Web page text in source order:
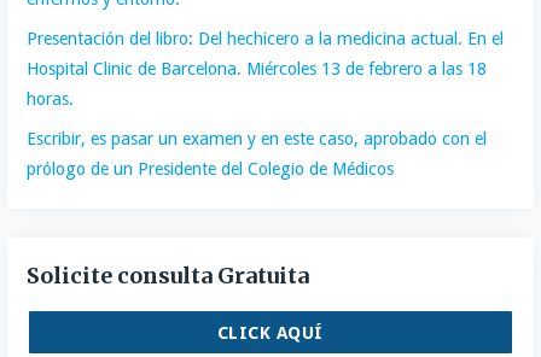
Presentación del libro: Del hechicero a la medicina actual. En el
Hospital Clinic de Barcelona. Miércoles 13 de febrero a las 18
horas.
Escribir, es pasar un examen y en este caso, aprobado con el
prólogo de un Presidente del Colegio de Médicos
Solicite consulta Gratuita
CLICK AQUÍ